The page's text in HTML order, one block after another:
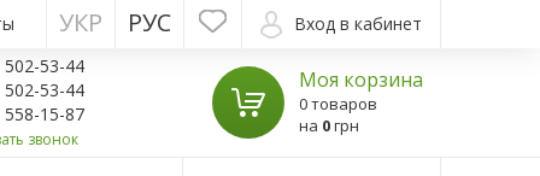
Вход в кабинет
РУС
УКР
502-53-44
502-53-44
558-15-87
звонок
Моя корзина
0 товаров
на 0грн